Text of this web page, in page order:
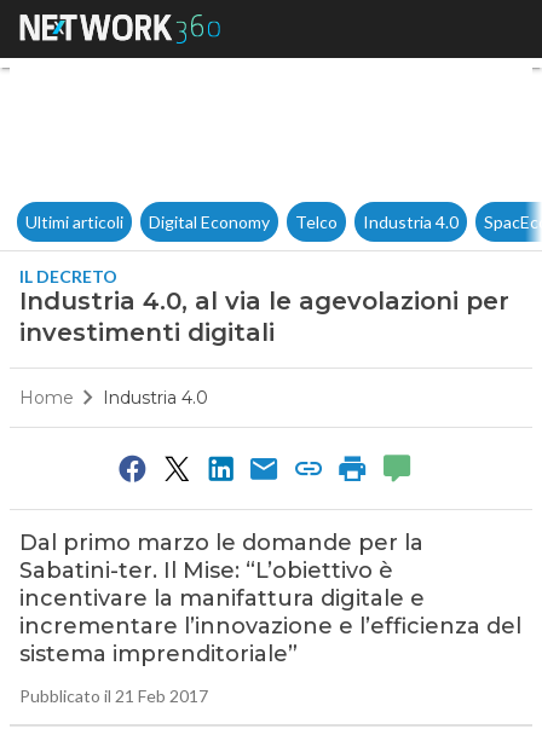
Industria 4.0, al via le
Ultimi articoli Digital Economy Telco Industria 4.0
IL DECRETO
Industria 4.0, al via le agevolazioni per
investimenti digitali
Home Industria 4.0
Dal primo marzo le domande per la
Sabatini-ter. Il Mise: “L’obiettivo è
incentivare la manifattura digitale e
incrementare l’innovazione e l’efficienza del
sistema imprenditoriale”
Pubblicato il 21 Feb 2017